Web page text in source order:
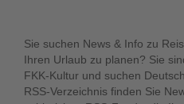
Sie suchen News & Info zu
Ihren Urlaub zu planen? Sie
FKK-Kultur und suchen
RSS-Verzeichnis finden Sie